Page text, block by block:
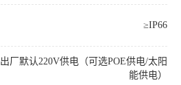
≥IP66
出厂默认220V供电（可选POE供电/太阳
能供电）